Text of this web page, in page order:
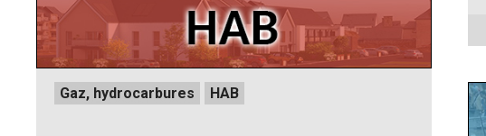
Posted
inGaz, hydrocarbures HAB